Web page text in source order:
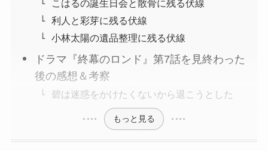
こはるの誕生日会と散骨に残る伏線
利人と彩芽に残る伏線
小林太陽の遺品整理に残る伏線
ドラマ『終幕のロンド』第7話を見終わった
後の感想＆考察
碧は迷惑をかけたくないから退こうとした
もっと見る